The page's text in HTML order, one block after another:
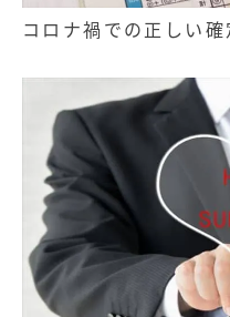
コロナ禍での正しい確